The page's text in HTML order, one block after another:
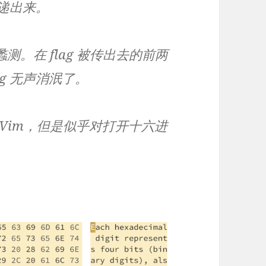
来。
测。在 flag 被传出去的前两
声消泯了。
，但是似乎对打开十六进